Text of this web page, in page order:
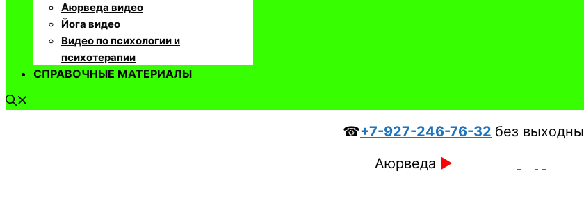
Аюрведа видео
Йога видео
Видео по психологии и
психотерапии
СПРАВОЧНЫЕ МАТЕРИАЛЫ
☎+7-927-246-76-32 без
Аюрведа ►